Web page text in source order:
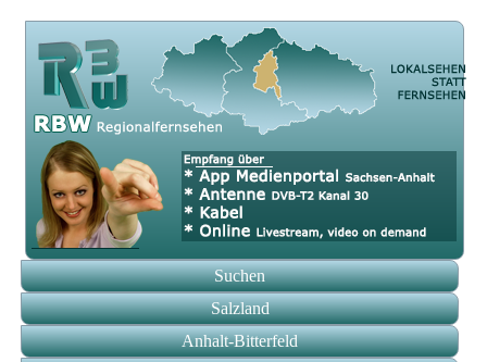
Suchen
Salzland
Anhalt-Bitterfeld